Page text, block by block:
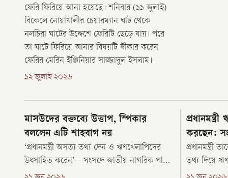
ফেরি ফিরিয়ে আনা হয়েছে। শনিবার (১১ জুলাই)
বিকেলে নোয়াখালীর চেয়ারম্যান ঘাট থেকে
নলচিরা ঘাটের উদ্দেশে ফেরিটি ছেড়ে যায়। পরে
তা ঘাটে ফিরিয়ে আনার বিষয়টি স্বীকার করেন
ফেরির মেরিন ইঞ্জিনিয়ার সাজ্জাদুল ইসলাম।
১২ জুলাই ২০২৬
মাসউদের বক্তব্যে উত্তাপ, স্পিকার
বললেন এটি শাহবাগ নয়
‘প্রধানমন্ত্রী অসত্য তথ্য দেন ও ঋণখেলাপিদের
উৎসাহিত করেন’—সংসদে জাতীয় নাগরিক পার্টির
(এনসিপি) সংসদ সদস্য হান্নান মাসউদের এমন
করছেন:
প্রধানমন্ত্রী
তথ্য দিয়ে
অভিযোগ